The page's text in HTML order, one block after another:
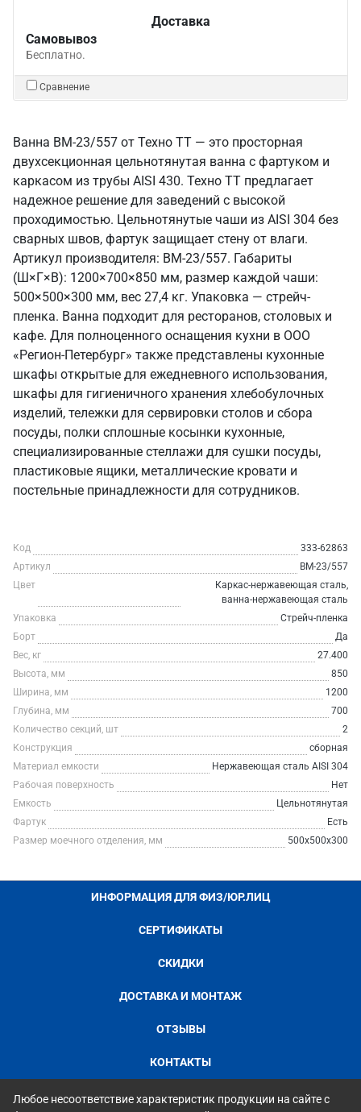
Доставка
Самовывоз
Бесплатно.
Сравнение
Ванна ВМ-23/557 от Техно ТТ — это просторная
двухсекционная цельнотянутая ванна с фартуком и
каркасом из трубы AISI 430. Техно ТТ предлагает
надежное решение для заведений с высокой
проходимостью. Цельнотянутые чаши из AISI 304 без
сварных швов, фартук защищает стену от влаги.
Артикул производителя: ВМ-23/557. Габариты
(Ш×Г×В): 1200×700×850 мм, размер каждой чаши:
500×500×300 мм, вес 27,4 кг. Упаковка — стрейч-
пленка. Ванна подходит для ресторанов, столовых и
кафе. Для полноценного оснащения кухни в ООО
«Регион-Петербург» также представлены кухонные
шкафы открытые для ежедневного использования,
шкафы для гигиеничного хранения хлебобулочных
изделий, тележки для сервировки столов и сбора
посуды, полки сплошные косынки кухонные,
специализированные стеллажи для сушки посуды,
пластиковые ящики, металлические кровати и
постельные принадлежности для сотрудников.
Код
333-62863
Артикул
ВМ-23/557
Цвет
Каркас-нержавеющая сталь,
ванна-нержавеющая сталь
Упаковка
Стрейч-пленка
Борт
Да
Вес, кг
27.400
Высота, мм
850
Ширина, мм
1200
Глубина, мм
700
Количество секций, шт
2
Конструкция
сборная
Материал емкости
Нержавеющая сталь AISI 304
Рабочая поверхность
Нет
Емкость
Цельнотянутая
Фартук
Есть
Размер моечного отделения, мм
500х500х300
ИНФОРМАЦИЯ ДЛЯ ФИЗ/ЮР.ЛИЦ
СЕРТИФИКАТЫ
СКИДКИ
ДОСТАВКА И МОНТАЖ
ОТЗЫВЫ
КОНТАКТЫ
Любое несоответствие характеристик продукции на сайте с